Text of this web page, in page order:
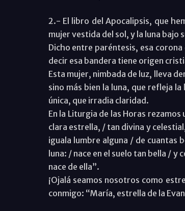
2.- El libro del Apocalipsis, que
mujer vestida del sol, y la luna bajo
Dicho entre paréntesis, esa
decir esa bandera tiene origen
Esta mujer, nimbada de luz, lleva
sino más bien la luna, que refleja
única, que irradia claridad.
En la Liturgia de las Horas
clara estrella, / tan divina y
iguala lumbre alguna / de cuantas
luna: / nace en el suelo tan bella / y
nace de ella”.
¡Ojalá seamos nosotros como
conmigo: “María, estrella de la